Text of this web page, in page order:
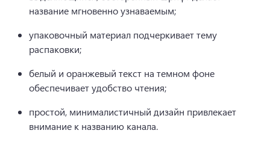
название мгновенно узнаваемым;
упаковочный материал подчеркивает тему
распаковки;
белый и оранжевый текст на темном фоне
обеспечивает удобство чтения;
простой, минималистичный дизайн привлекает
внимание к названию канала.